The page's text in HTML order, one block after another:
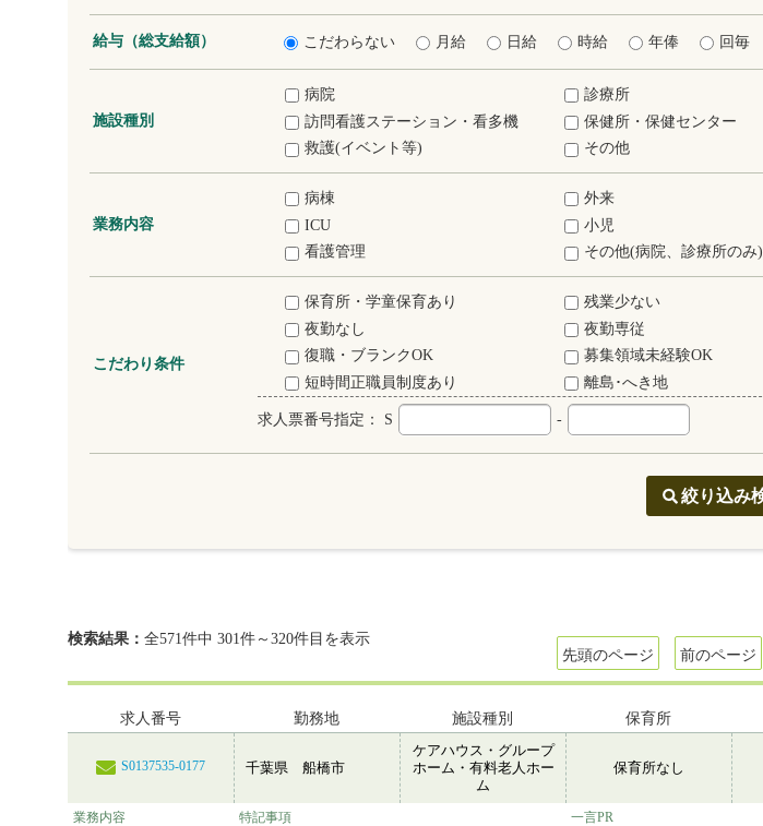
給与（総支給額） こだわらない 月給 日給 時給 年俸 回毎
施設種別
病院 診療所
訪問看護ステーション・看多機
保健所・保健センター
救護(イベント等)
その他
業務内容
病棟 外来
ICU
小児
看護管理
その他(病院、診療所のみ)
こだわり条件
保育所・学童保育あり 残業少ない
夜勤なし
夜勤専従
復職・ブランクOK
募集領域未経験OK
短時間正職員制度あり
離島･へき地
求人票番号指定： S -
検索結果： 全571件中 301件～320件目を表示
先頭のページ
前のページ
求人番号 勤務地 施設種別 保育所
S0137535-0177 千葉県 船橋市
ケアハウス・グループ
ホーム・有料老人ホー
ム
保育所なし
業務内容 特記事項 一言PR